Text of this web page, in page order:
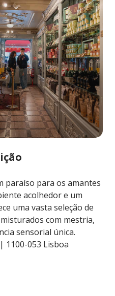
paraíso para os amantes
acolhedor e um
uma vasta seleção de
com mestria,
sensorial única.
1100-053 Lisboa